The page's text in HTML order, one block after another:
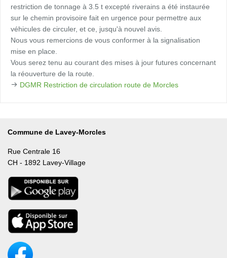
restriction de tonnage à 3.5 t excepté riverains a été instaurée
sur le chemin provisoire fait en urgence pour permettre aux
véhicules de circuler, et ce, jusqu'à nouvel avis.
Nous vous remercions de vous conformer à la signalisation
mise en place.
Vous serez tenu au courant des mises à jour futures concernant
la réouverture de la route.
DGMR Restriction de circulation route de Morcles
Commune de Lavey-Morcles
Rue Centrale 16
CH - 1892 Lavey-Village